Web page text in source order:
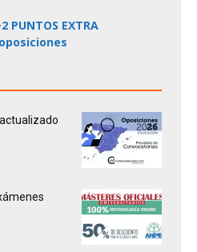
PUNTOS EXTRA